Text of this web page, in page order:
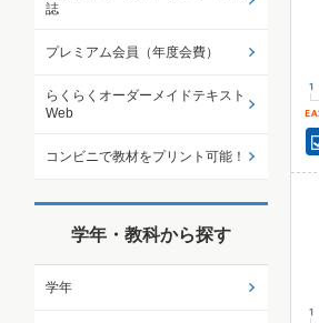
誌
プレミアム会員（年度会費）
らくらくオーダーメイドテキスト
Web
コンビニで教材をプリント可能！
学年・教科から探す
学年